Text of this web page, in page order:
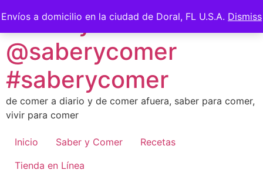
Envíos a domicilio en la ciudad de Doral, FL U.S.A. Dismiss
to
content
Saber y Comer -
@saberycomer
#saberycomer
de comer a diario y de comer afuera, saber para comer,
vivir para comer
Inicio Saber y Comer
Recetas
Tienda en Línea